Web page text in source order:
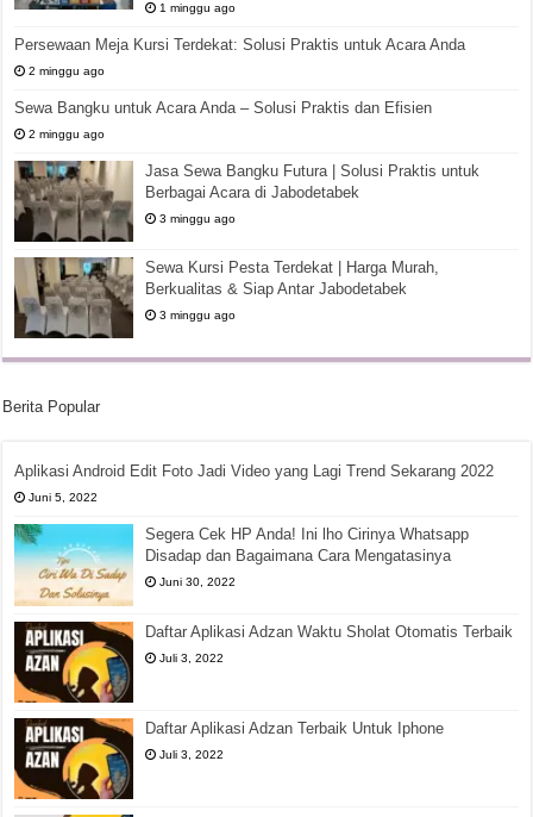
1 minggu ago
Persewaan Meja Kursi Terdekat: Solusi Praktis untuk Acara Anda
2 minggu ago
Sewa Bangku untuk Acara Anda – Solusi Praktis dan Efisien
2 minggu ago
Jasa Sewa Bangku Futura | Solusi Praktis untuk
Berbagai Acara di Jabodetabek
3 minggu ago
Sewa Kursi Pesta Terdekat | Harga Murah,
Berkualitas & Siap Antar Jabodetabek
3 minggu ago
Berita Popular
Aplikasi Android Edit Foto Jadi Video yang Lagi Trend Sekarang 2022
Juni 5, 2022
Segera Cek HP Anda! Ini lho Cirinya Whatsapp
Disadap dan Bagaimana Cara Mengatasinya
Juni 30, 2022
Daftar Aplikasi Adzan Waktu Sholat Otomatis Terbaik
Juli 3, 2022
Daftar Aplikasi Adzan Terbaik Untuk Iphone
Juli 3, 2022